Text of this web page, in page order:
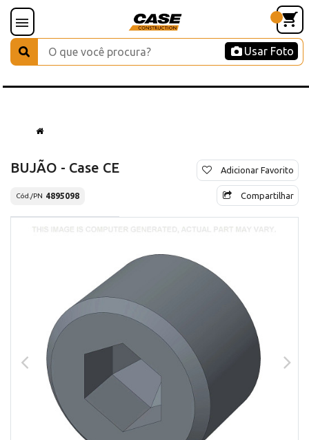
Usar Foto
BUJÃO - Case CE
Cód./PN 4895098
Adicionar Favorito
Compartilhar